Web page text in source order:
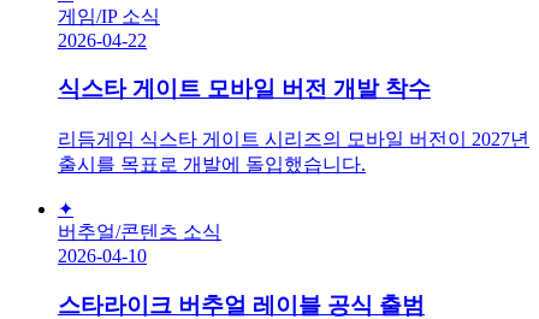
게임/IP 소식
2026-04-22
식스타 게이트 모바일 버전 개발 착수
리듬게임 식스타 게이트 시리즈의 모바일 버전이 2027년
출시를 목표로 개발에 돌입했습니다.
✦
버추얼/콘텐츠 소식
2026-04-10
스타라이크 버추얼 레이블 공식 출범